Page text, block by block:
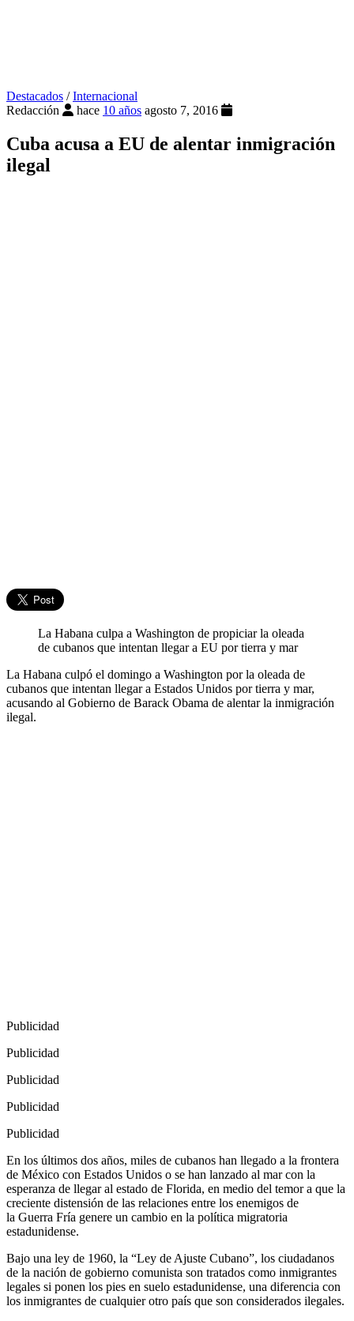
Destacados /Internacional
Redacción
hace 10 años agosto 7, 2016
Cuba acusa a EU de alentar inmigración
ilegal
La Habana culpa a Washington de propiciar la oleada
de cubanos que intentan llegar a EU por tierra y mar
La Habana culpó el domingo a Washington por la oleada de
cubanos que intentan llegar a Estados Unidos por tierra y mar,
acusando al Gobierno de Barack Obama de alentar la inmigración
ilegal.
Publicidad
Publicidad
Publicidad
Publicidad
Publicidad
En los últimos dos años, miles de cubanos han llegado a la frontera
de México con Estados Unidos o se han lanzado al mar con la
esperanza de llegar al estado de Florida, en medio del temor a que la
creciente distensión de las relaciones entre los enemigos de
la Guerra Fría genere un cambio en la política migratoria
estadunidense.
Bajo una ley de 1960, la “Ley de Ajuste Cubano”, los ciudadanos
de la nación de gobierno comunista son tratados como inmigrantes
legales si ponen los pies en suelo estadunidense, una diferencia con
los inmigrantes de cualquier otro país que son considerados ilegales.